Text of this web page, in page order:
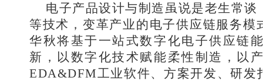
电子产品设计与制造虽说是老生常
等技术，变革产业的电子供应链服务模
华秋将基于一站式数字化电子供应链
新，以数字化技术赋能柔性制造，以
EDA&DFM工业软件、方案开发、研发